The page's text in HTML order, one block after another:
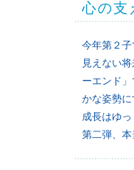
心の支
今年第２
見えない
ーエンド
かな姿勢に
成長はゆ
第二弾、